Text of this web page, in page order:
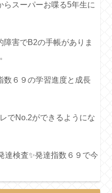
スーパーお喋る5年生に
害でB2の手帳がありま
数６９の学習進度と成長
でNo.2ができるようにな
達検査✨発達指数６９で今